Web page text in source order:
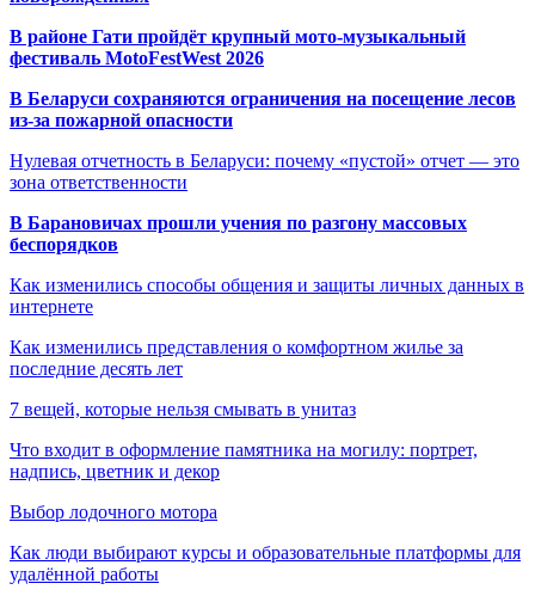
В районе Гати пройдёт крупный мото-музыкальный
фестиваль MotoFestWest 2026
В Беларуси сохраняются ограничения на посещение лесов
из-за пожарной опасности
Нулевая отчетность в Беларуси: почему «пустой» отчет — это
зона ответственности
В Барановичах прошли учения по разгону массовых
беспорядков
Как изменились способы общения и защиты личных данных в
интернете
Как изменились представления о комфортном жилье за
последние десять лет
7 вещей, которые нельзя смывать в унитаз
Что входит в оформление памятника на могилу: портрет,
надпись, цветник и декор
Выбор лодочного мотора
Как люди выбирают курсы и образовательные платформы для
удалённой работы